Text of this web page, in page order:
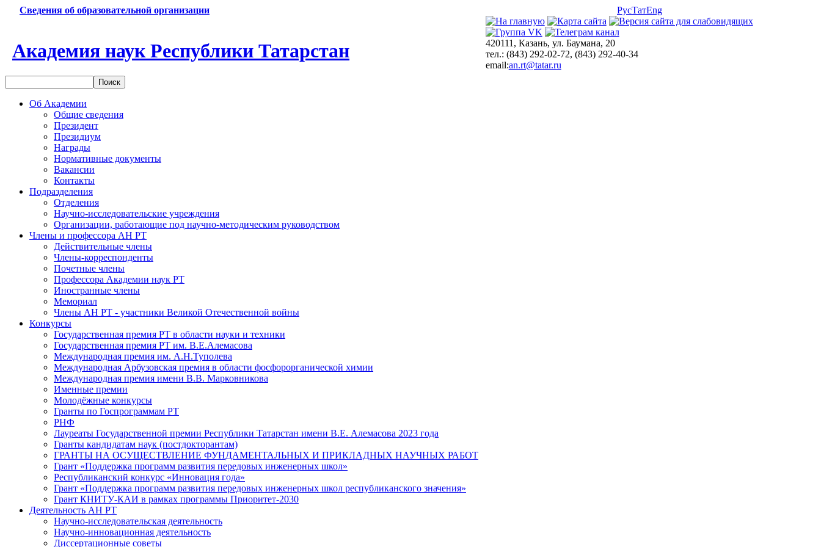
Сведения об образовательной организации РусТатEng
Академия наук Республики Татарстан
420111, Казань, ул. Баумана, 20
тел.: (843) 292-02-72, (843) 292-40-34
email:an.rt@tatar.ru
Об Академии
Общие сведения
Президент
Президиум
Награды
Нормативные документы
Вакансии
Контакты
Подразделения
Отделения
Научно-исследовательские учреждения
Организации, работающие под научно-методическим руководством
Члены и профессора АН РТ
Действительные члены
Члены-корреспонденты
Почетные члены
Профессора Академии наук РТ
Иностранные члены
Мемориал
Члены АН РТ - участники Великой Отечественной войны
Конкурсы
Государственная премия РТ в области науки и техники
Государственная премия РТ им. В.Е.Алемасова
Международная премия им. А.Н.Туполева
Международная Арбузовская премия в области фосфорорганической химии
Международная премия имени В.В. Марковникова
Именные премии
Молодёжные конкурсы
Гранты по Госпрограммам РТ
РНФ
Лауреаты Государственной премии Республики Татарстан имени В.Е. Алемасова 2023 года
Гранты кандидатам наук (постдокторантам)
ГРАНТЫ НА ОСУЩЕСТВЛЕНИЕ ФУНДАМЕНТАЛЬНЫХ И ПРИКЛАДНЫХ НАУЧНЫХ РАБОТ
Грант «Поддержка программ развития передовых инженерных школ»
Республиканский конкурс «Инновация года»
Грант «Поддержка программ развития передовых инженерных школ республиканского значения»
Грант КНИТУ-КАИ в рамках программы Приоритет-2030
Деятельность АН РТ
Научно-исследовательская деятельность
Научно-инновационная деятельность
Диссертационные советы